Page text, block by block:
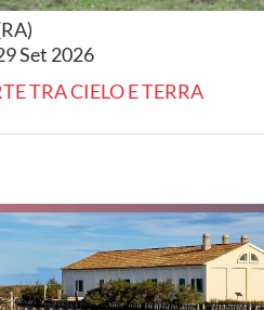
Set 2026
TRA CIELO E TERRA